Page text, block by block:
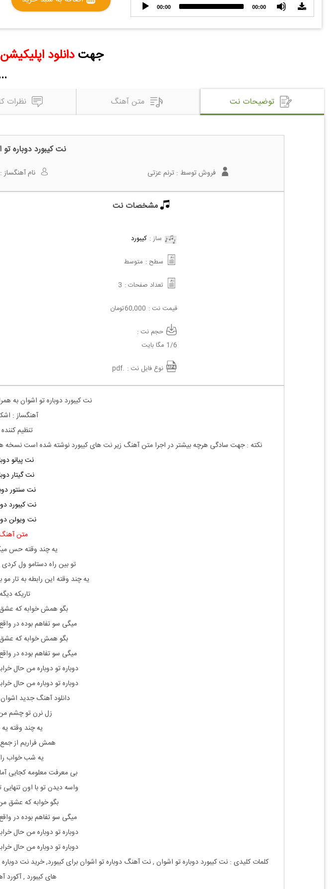
Audio
Player
00:00 00:00
جهتدانلود اپلیکیشن
توضیحات نت متن آهنگ نظرات
نت کیبورد دوباره
فروش توسط :ترنم عزتی نام آهنگساز :
مشخصات نت
ساز : کیبورد
سطح : متوسط
تعداد صفحات : 3
قیمت نت : 60,000تومان
حجم نت :
1/6 مگا بایت
نوع فایل نت : .pdf
نت کیبورد دوباره تو اشوان به
آهنگساز :
تنظیم
نکته : جهت سادگی هرچه بیشتر در اجرا متن آهنگ زیر نت هایکیبورد نوشته شده است نسخه
نتپیانو
نت گیتار
نت سنتور
نتکیبورد
نت ویولن
متن آهنگ
یه چند وقته حس
تو بین راه دستامو ول
یه چند وقته این رابطه به تار
تاریکه
بگو همش خوابه که عشق
میگی سو تفاهم بوده در
بگو همش خوابه که عشق
میگی سو تفاهم بوده در
دوباره تو دوباره من حال
دوباره تو دوباره من حال
دانلود آهنگ جدید اشوان
زل نرن تو چشم من
یه چند وقته
همش فراریم از
یه شب خواب
بی معرفت معلومه کجایی
واسه دیدن تو با اون
بگو خوابه که عشق
میگی سو تفاهم بوده در
دوباره تو دوباره من حال
دوباره تو دوباره من حال
کلمات کلیدی : نتکیبورد دوباره تو اشوان , نت آهنگ دوباره تو اشوانبرایکیبورد, خرید نت
هایکیبورد , آکورد